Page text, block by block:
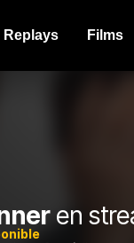
Replays Films
en